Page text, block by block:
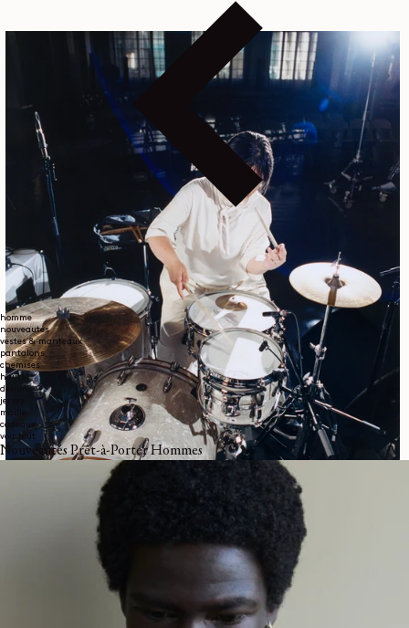
homme
nouveautés
vestes & manteaux
pantalons
chemises
hauts
denim
jersey
maille
cadeaux
voir tout
Nouveautés Prêt-à-Porter Hommes
« Les idées viennent souvent en jouant ensemble, avec Valentina.
Nous jouons de plusieurs instruments et improvisons pour trouver
des idées, de nouveaux rythmes. Cela fait des années que nous
produisons de la musique ensemble, et avons partagé tellement de
scènes. Au fil du temps, nous nous comprenons de manière presque